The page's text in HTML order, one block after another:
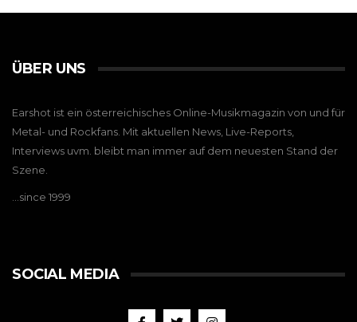
ÜBER UNS
Earshot ist ein österreichisches Online-Musikmagazin von und für
Metal- und Rockfans. Mit aktuellen News, Live-Reports,
Interviews uvm. bleibt man immer auf dem neuesten Stand der
Szene.
…since 1999
SOCIAL MEDIA